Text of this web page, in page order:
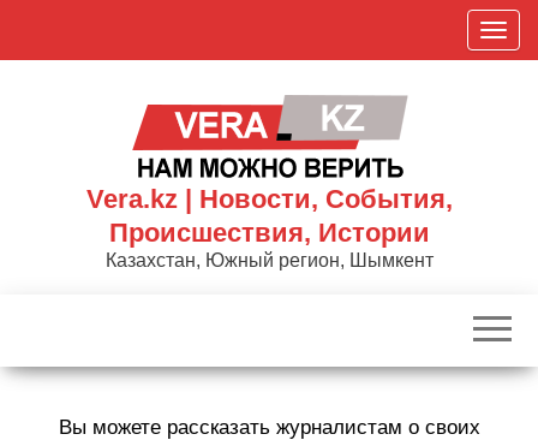
П
о
к
р
Vera.kz | Новости, События,
Происшествия, Истории
Казахстан, Южный регион, Шымкент
Вы можете рассказать журналистам о своих